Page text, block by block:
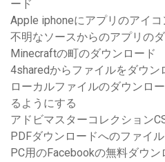
ード
Apple iphoneにアプリのアイ
不明なソースからのアプリの
Minecraftの町のダウンロード
4sharedからファイルをダウン
ローカルファイルのダウンロ
るようにする
アドビマスターコレクション
PDFダウンロードへのファイ
PC用のFacebookの無料ダウン